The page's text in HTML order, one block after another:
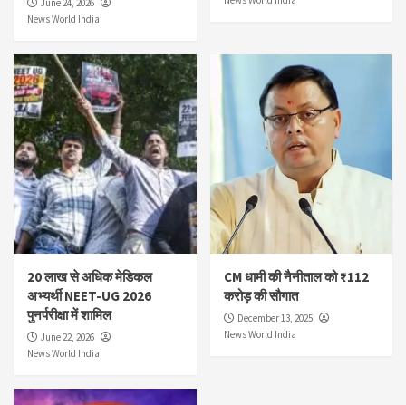
News World India
20 लाख से अधिक मेडिकल
अभ्यर्थी NEET-UG 2026
पुनर्परीक्षा में शामिल
June 22, 2026
News World India
CM धामी की नैनीताल को ₹112
करोड़ की सौगात
December 13, 2025
News World India